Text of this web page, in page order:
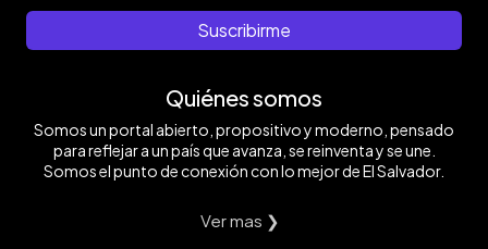
Suscribirme
Quiénes somos
Somos un portal abierto, propositivo y moderno, pensado
para reflejar a un país que avanza, se reinventa y se une.
Somos el punto de conexión con lo mejor de El Salvador.
Ver mas ❯